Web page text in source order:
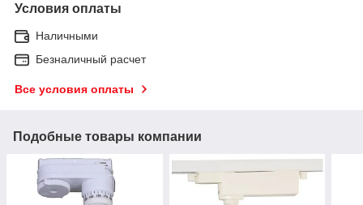
Условия оплаты
Наличными
Безналичный расчет
Все условия оплаты
Подобные товары компании